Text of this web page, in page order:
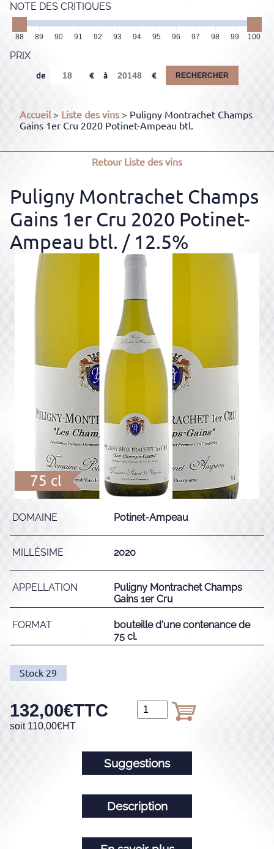
NOTE DES CRITIQUES
88 89 90 91 92 93 94 95 96 97 98 99 100
PRIX
de à RECHERCHER
Accueil> Liste des vins > Puligny Montrachet Champs
Gains 1er Cru 2020 Potinet-Ampeau btl.
RetourListe des vins
Puligny Montrachet Champs
Gains 1er Cru 2020 Potinet-
Ampeau btl. / 12.5%
75 cl
DOMAINE Potinet-Ampeau
MILLÉSIME 2020
APPELLATION
Puligny Montrachet Champs
Gains 1er Cru
FORMAT
bouteille d'une contenance de
75 cl.
Stock 29
132,00€TTC
soit 110,00€HT
Suggestions
Description